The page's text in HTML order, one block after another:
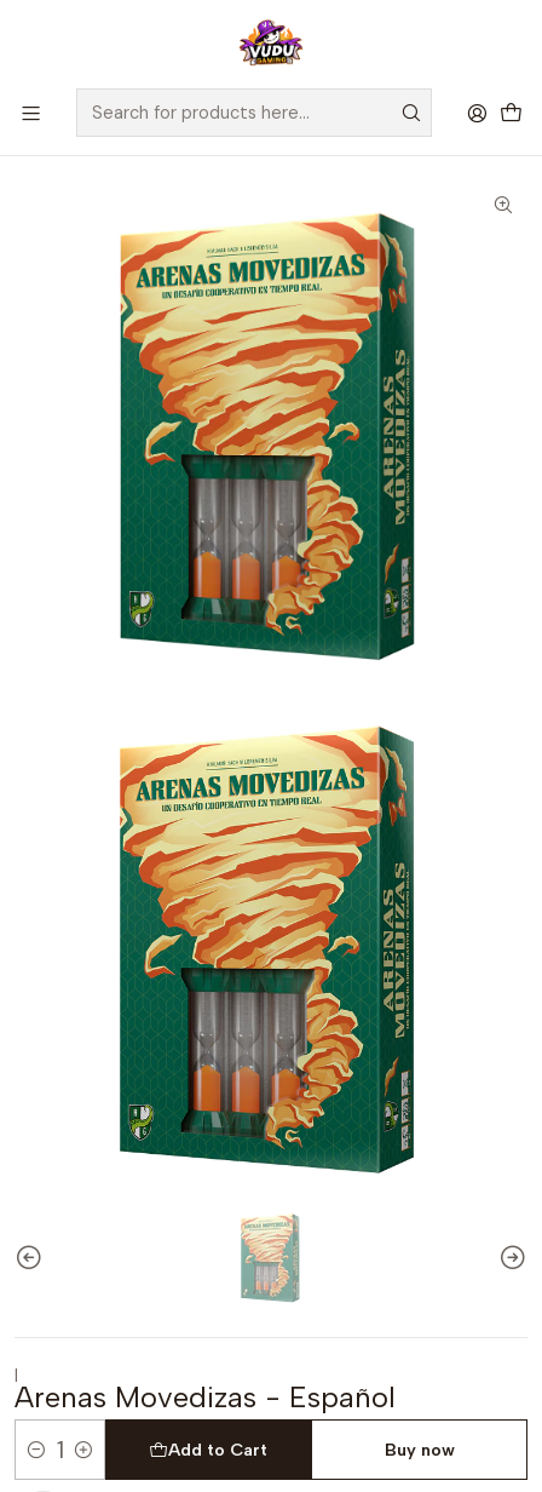
🚀 ¡Despachamos a todo Chile! Envío GRATIS a Regiones sobre
$100.000 y a RM sobre $35.000
Home Juegos de Mesa Cooperativos
Arenas Movedizas - Español
|
Arenas Movedizas - Español
Quantity
Add to Cart Buy now